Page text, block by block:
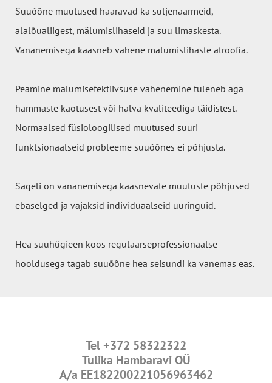
Suuõõne muutused haaravad ka süljenäärmeid,
alalõualiigest, mälumislihaseid ja suu limaskesta.
Vananemisega kaasneb vähene mälumislihaste atroofia.
Peamine mälumisefektiivsuse vähenemine tuleneb aga
hammaste kaotusest või halva kvaliteediga täidistest.
Normaalsed füsioloogilised muutused suuri
funktsionaalseid probleeme suuõõnes ei põhjusta.
Sageli on vananemisega kaasnevate muutuste põhjused
ebaselged ja vajaksid individuaalseid uuringuid.
Hea suuhügieen koos regulaarseprofessionaalse
hooldusega tagab suuõõne hea seisundi ka vanemas eas.
Tel +372 58322322
Tulika Hambaravi OÜ
A/a EE182200221056963462